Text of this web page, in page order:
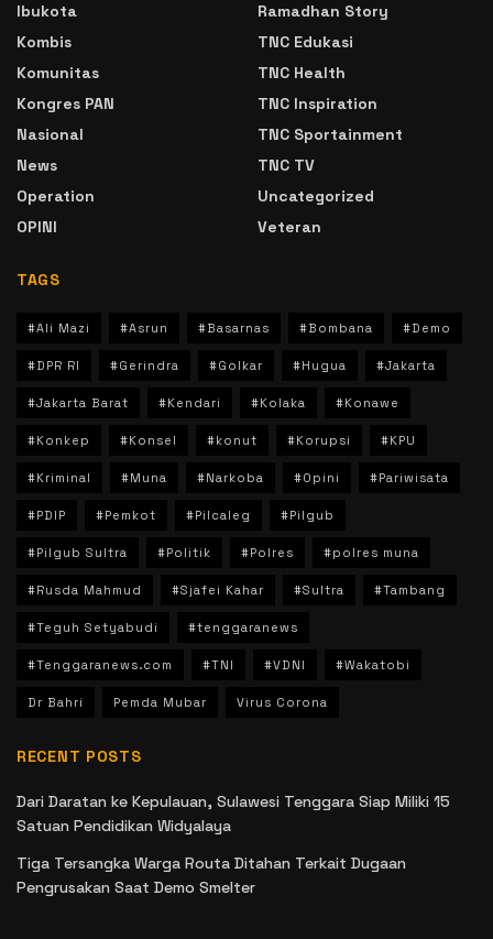
Ibukota
Kombis
Komunitas
Kongres PAN
Nasional
News
Operation
OPINI
Ramadhan Story
TNC Edukasi
TNC Health
TNC Inspiration
TNC Sportainment
TNC TV
Uncategorized
Veteran
TAGS
#Ali Mazi #Asrun #Basarnas #Bombana #Demo
#DPR RI #Gerindra #Golkar #Hugua #Jakarta
#Jakarta Barat #Kendari #Kolaka #Konawe
#Konkep #Konsel #konut #Korupsi #KPU
#Kriminal #Muna #Narkoba #Opini #Pariwisata
#PDIP #Pemkot #Pilcaleg #Pilgub
#Pilgub Sultra #Politik #Polres #polres muna
#Rusda Mahmud #Sjafei Kahar #Sultra #Tambang
#Teguh Setyabudi #tenggaranews
#Tenggaranews.com #TNI #VDNI #Wakatobi
Dr Bahri Pemda Mubar Virus Corona
RECENT POSTS
Dari Daratan ke Kepulauan, Sulawesi Tenggara Siap Miliki 15
Satuan Pendidikan Widyalaya
Tiga Tersangka Warga Routa Ditahan Terkait Dugaan
Pengrusakan Saat Demo Smelter